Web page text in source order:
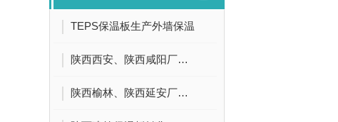
TEPS保温板生产外墙保温
陕西西安、陕西咸阳厂家供应,厂家直供TEPS保温板
陕西榆林、陕西延安厂家供应,厂家直供TEPS保温板